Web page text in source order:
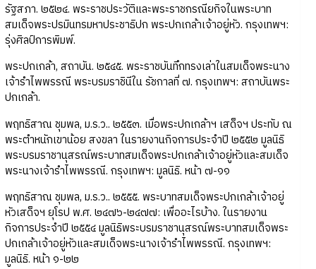
รัฐสภา. ๒๕๒๔. พระราชประวัติและพระราชกรณียกิจในพระบาท
สมเด็จพระปรมินทรมหาประชาธิปก พระปกเกล้าเจ้าอยู่หัว. กรุงเทพฯ:
รุ่งศิลป์การพิมพ์.
พระปกเกล้า, สถาบัน. ๒๕๔๕. พระราชบันทึกทรงเล่าในสมเด็จพระนาง
เจ้ารำไพพรรณี พระบรมราชินีใน รัชกาลที่ ๗. กรุงเทพฯ: สถาบันพระ
ปกเกล้า.
พฤทธิสาณ ชุมพล, ม.ร.ว.. ๒๕๕๓. เมื่อพระปกเกล้าฯ เสด็จฯ ประทับ ณ
พระตำหนักเขาน้อย สงขลา ในรายงานกิจการประจำปี ๒๕๕๒ มูลนิธิ
พระบรมราชานุสรณ์พระบาทสมเด็จพระปกเกล้าเจ้าอยู่หัวและสมเด็จ
พระนางเจ้ารำไพพรรณี. กรุงเทพฯ: มูลนิธิ. หน้า ๗-๑๑
พฤทธิสาณ ชุมพล, ม.ร.ว.. ๒๕๕๕. พระบาทสมเด็จพระปกเกล้าเจ้าอยู่
หัวเสด็จฯ ยุโรป พ.ศ. ๒๔๗๖-๒๔๗๗: เพื่ออะไรบ้าง. ในรายงาน
กิจการประจำปี ๒๕๕๔ มูลนิธิพระบรมราชานุสรณ์พระบาทสมเด็จพระ
ปกเกล้าเจ้าอยู่หัวและสมเด็จพระนางเจ้ารำไพพรรณี. กรุงเทพฯ:
มูลนิธิ. หน้า ๑-๒๒